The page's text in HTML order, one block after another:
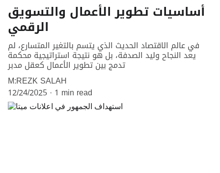
أساسيات تطوير الأعمال والتسويق
الرقمي
في عالم الاقتصاد الحديث الذي يتسم بالتغير المتسارع، لم
يعد النجاح وليد الصدفة، بل هو نتيجة استراتيجية محكمة
تدمج بين تطوير الأعمال كعقل مدبر
M:REZK SALAH
12/24/2025 1 min read